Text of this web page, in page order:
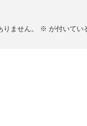
ません。 ※ が付いてい